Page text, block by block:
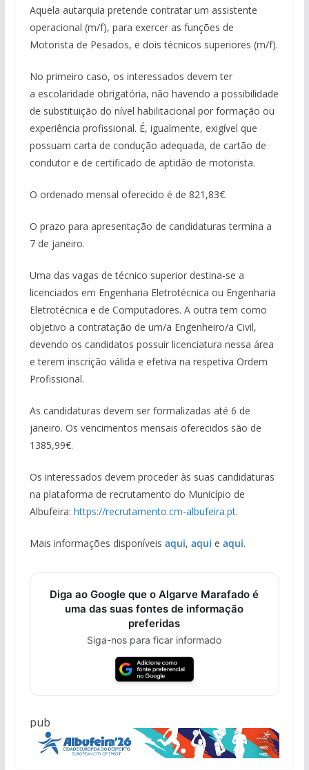
Aquela autarquia pretende contratar um assistente
operacional (m/f), para exercer as funções de
Motorista de Pesados, e dois técnicos superiores (m/f).
No primeiro caso, os interessados devem ter
a escolaridade obrigatória, não havendo a possibilidade
de substituição do nível habilitacional por formação ou
experiência profissional. É, igualmente, exigível que
possuam carta de condução adequada, de cartão de
condutor e de certificado de aptidão de motorista.
O ordenado mensal oferecido é de 821,83€.
O prazo para apresentação de candidaturas termina a
7 de janeiro.
Uma das vagas de técnico superior destina-se a
licenciados em Engenharia Eletrotécnica ou Engenharia
Eletrotécnica e de Computadores. A outra tem como
objetivo a contratação de um/a Engenheiro/a Civil,
devendo os candidatos possuir licenciatura nessa área
e terem inscrição válida e efetiva na respetiva Ordem
Profissional.
As candidaturas devem ser formalizadas até 6 de
janeiro. Os vencimentos mensais oferecidos são de
1385,99€.
Os interessados devem proceder às suas candidaturas
na plataforma de recrutamento do Município de
Albufeira: https://recrutamento.cm-albufeira.pt.
Mais informações disponíveis aqui, aqui e aqui.
Diga ao Google que o Algarve Marafado é
uma das suas fontes de informação
preferidas
Siga-nos para ficar informado
pub